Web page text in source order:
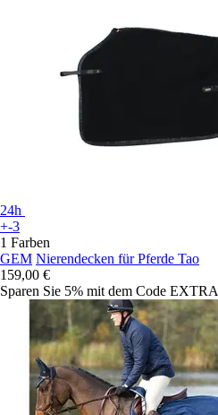
24h
+-3
1 Farben
GEM Nierendecken für Pferde Tao
159,00 €
Sparen Sie 5% mit dem Code EXTRA